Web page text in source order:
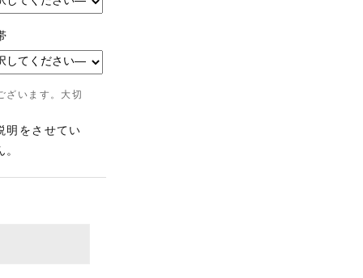
ざいます。大切
明をさせてい